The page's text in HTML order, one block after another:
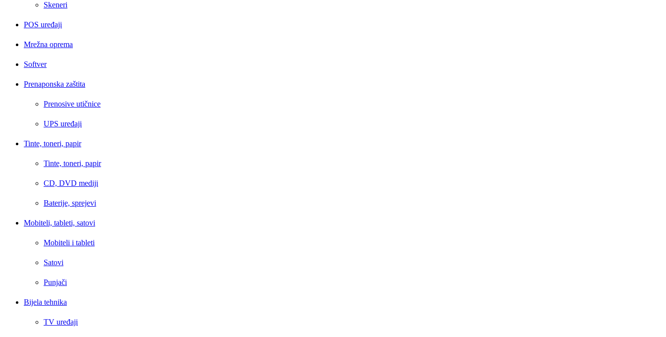
Skeneri
POS uređaji
Mrežna oprema
Softver
Prenaponska zaštita
Prenosive utičnice
UPS uređaji
Tinte, toneri, papir
Tinte, toneri, papir
CD, DVD mediji
Baterije, sprejevi
Mobiteli, tableti, satovi
Mobiteli i tableti
Satovi
Punjači
Bijela tehnika
TV uređaji